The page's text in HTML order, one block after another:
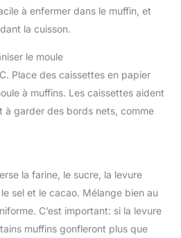
à enfermer dans le muffin, et
la cuisson.
le moule
Place des caissettes en papier
à muffins. Les caissettes aident
à garder des bords nets, comme
la farine, le sucre, la levure
sel et le cacao. Mélange bien au
C’est important: si la levure
muffins gonfleront plus que